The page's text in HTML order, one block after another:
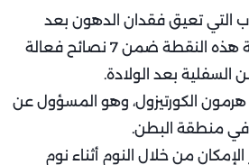
التي تعيق فقدان الدهون بعد
الولادة، لذلك تأتي أهمية هذه النقطة ضمن 7 نصائح فعالة
بعد الولادة.
الكورتيزول، وهو المسؤول عن
منطقة البطن.
من خلال النوم أثناء نوم